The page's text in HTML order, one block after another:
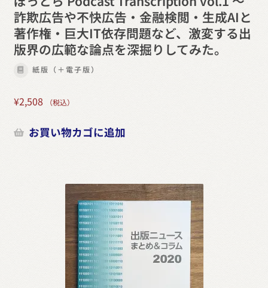
詐欺広告や不快広告・金融検閲・生成AIと
著作権・巨大IT依存問題など、激変する出
版界の広範な論点を深掘りしてみた。
紙版（＋電子版）
¥2,508 （税込）
お買い物カゴに追加